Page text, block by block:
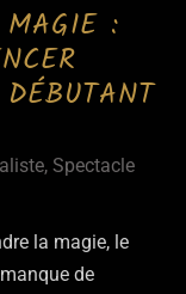
MAGIE :
,Spectacle
la magie, le
de